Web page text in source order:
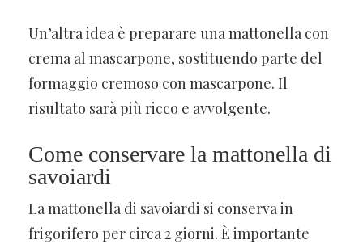
Un’altra idea è preparare una mattonella con
crema al mascarpone, sostituendo parte del
formaggio cremoso con mascarpone. Il
risultato sarà più ricco e avvolgente.
Come conservare la mattonella di
savoiardi
La mattonella di savoiardi si conserva in
frigorifero per circa 2 giorni. È importante